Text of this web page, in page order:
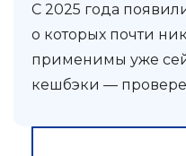
С 2025 года
о которых почти
применимы уже
кешбэки —